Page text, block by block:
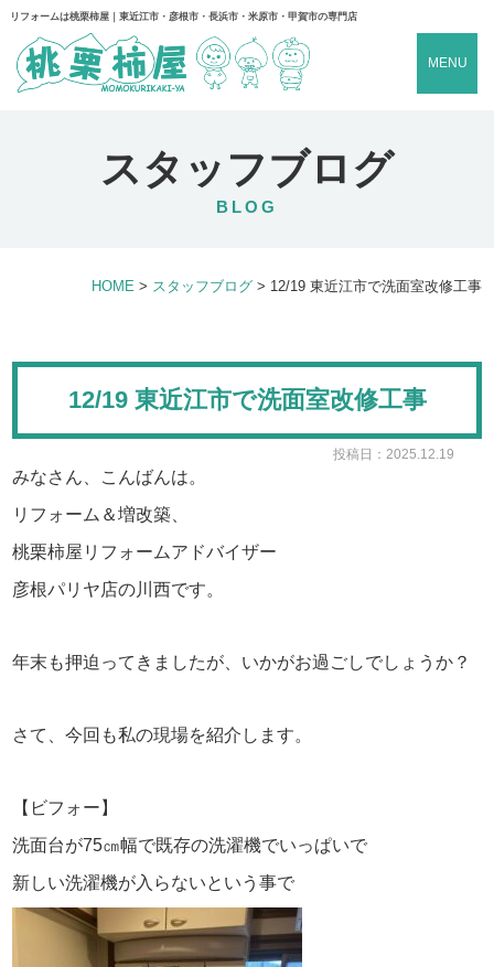
リフォームは桃栗柿屋｜東近江市・彦根市・長浜市・米原市・甲賀市の専門店
MENU
スタッフブログ
BLOG
HOME > スタッフブログ> 12/19 東近江市で洗面室改修工事
12/19 東近江市で洗面室改修工事
投稿日：2025.12.19
みなさん、こんばんは。
リフォーム＆増改築、
桃栗柿屋リフォームアドバイザー
彦根パリヤ店の川西です。
年末も押迫ってきましたが、いかがお過ごしでしょうか？
さて、今回も私の現場を紹介します。
【ビフォー】
洗面台が75㎝幅で既存の洗濯機でいっぱいで
新しい洗濯機が入らないという事で